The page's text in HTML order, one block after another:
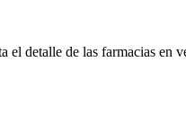
el detalle de las farmacias en